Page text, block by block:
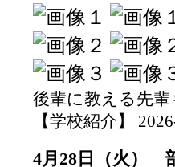
後輩に教える先
【学校紹介】
4月28日（火）